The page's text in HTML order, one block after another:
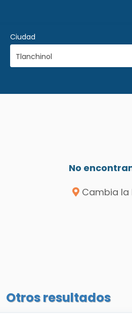
Ciudad
Tlanchinol
No
Cambia la
Otros resultados